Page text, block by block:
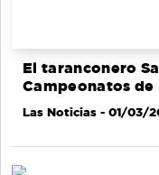
El taranconero
Campeonatos de
Las Noticias - 01/03/